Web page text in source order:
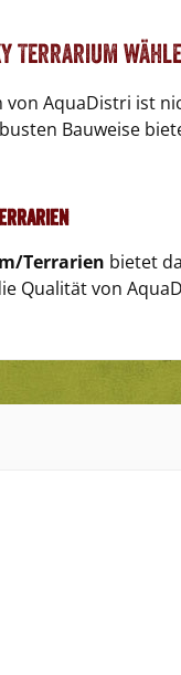
Terrarium
von AquaDistri ist
Bauweise
Terrarien bietet
Qualität von